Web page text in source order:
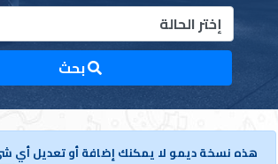
سيارات
مستعملة
تسجيل
الدخول
بحث
هذه نسخة ديمو لا يمكنك إضافة أو تعديل أي